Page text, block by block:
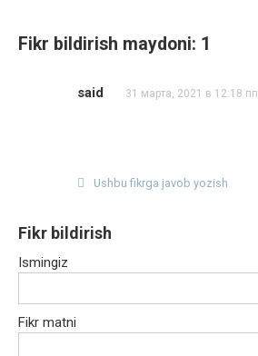
Fikr bildirish maydoni: 1
said 31 марта, 2021 в 12:18 пп
Ushbu fikrga javob yozish
Fikr bildirish
Ismingiz
Fikr matni